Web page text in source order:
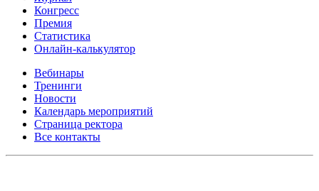
Конгресс
Премия
Статистика
Онлайн-калькулятор
Вебинары
Тренинги
Новости
Календарь мероприятий
Страница ректора
Все контакты